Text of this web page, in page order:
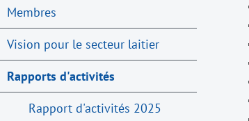
Membres
Vision pour le secteur laitier
Rapports d'activités
Rapport d'activités 2025